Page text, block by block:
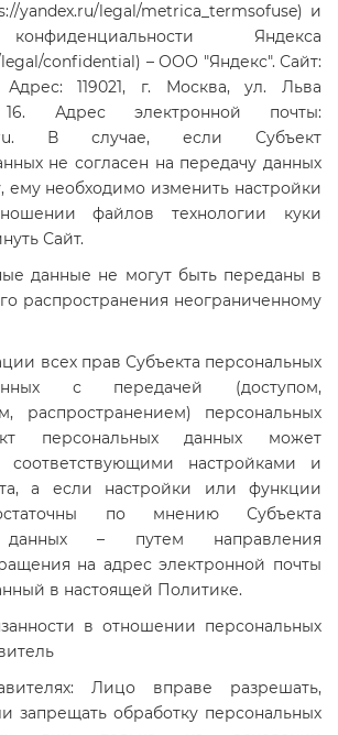
yandex.ru/legal/metrica_termsofuse) и
Яндекса
confidential) – ООО "Яндекс". Сайт:
Адрес: 119021, г. Москва, ул. Льва
Адрес электронной почты:
В случае, если Субъект
не согласен на передачу данных
ему необходимо изменить настройки
файлов технологии куки
Сайт.
данные не могут быть переданы в
распространения неограниченному
всех прав Субъекта персональных
с передачей (доступом,
распространением) персональных
персональных данных может
соответствующими настройками и
а если настройки или функции
по мнению Субъекта
данных – путем направления
на адрес электронной почты
в настоящей Политике.
в отношении персональных
Лицо вправе разрешать,
запрещать обработку персональных